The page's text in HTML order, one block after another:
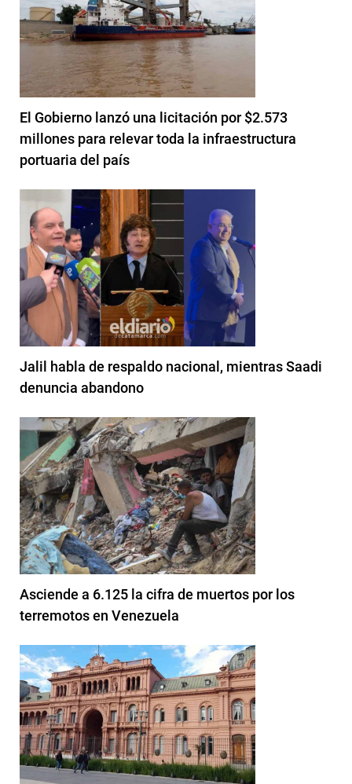
El Gobierno lanzó una licitación por $2.573
millones para relevar toda la infraestructura
portuaria del país
Jalil habla de respaldo nacional, mientras Saadi
denuncia abandono
Asciende a 6.125 la cifra de muertos por los
terremotos en Venezuela